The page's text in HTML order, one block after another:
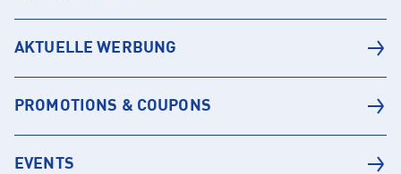
AKTUELLE WERBUNG
PROMOTIONS & COUPONS
EVENTS